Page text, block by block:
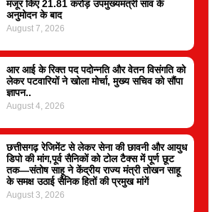
मंजूर किए 21.81 करोड़ उपमुख्यमंत्री साव के
अनुमोदन के बाद
August 7, 2026
आर आई के रिक्त पद पदोन्नति और वेतन विसंगति को
लेकर पटवारियों ने खोला मोर्चा, मुख्य सचिव को सौंपा
ज्ञापन..
August 4, 2026
छत्तीसगढ़ रेजिमेंट से लेकर सेना की छावनी और आयुध
डिपो की मांग,पूर्व सैनिकों को टोल टैक्स में पूर्ण छूट
तक—संतोष साहू ने केंद्रीय राज्य मंत्री तोखन साहू
के समक्ष उठाई सैनिक हितों की प्रमुख मांगें
August 3, 2026